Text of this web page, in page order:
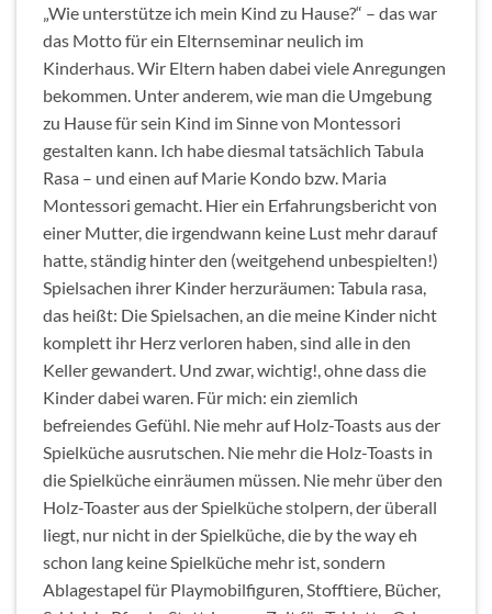
„Wie unterstütze ich mein Kind zu Hause?“ – das war
das Motto für ein Elternseminar neulich im
Kinderhaus. Wir Eltern haben dabei viele Anregungen
bekommen. Unter anderem, wie man die Umgebung
zu Hause für sein Kind im Sinne von Montessori
gestalten kann. Ich habe diesmal tatsächlich Tabula
Rasa – und einen auf Marie Kondo bzw. Maria
Montessori gemacht. Hier ein Erfahrungsbericht von
einer Mutter, die irgendwann keine Lust mehr darauf
hatte, ständig hinter den (weitgehend unbespielten!)
Spielsachen ihrer Kinder herzuräumen: Tabula rasa,
das heißt: Die Spielsachen, an die meine Kinder nicht
komplett ihr Herz verloren haben, sind alle in den
Keller gewandert. Und zwar, wichtig!, ohne dass die
Kinder dabei waren. Für mich: ein ziemlich
befreiendes Gefühl. Nie mehr auf Holz-Toasts aus der
Spielküche ausrutschen. Nie mehr die Holz-Toasts in
die Spielküche einräumen müssen. Nie mehr über den
Holz-Toaster aus der Spielküche stolpern, der überall
liegt, nur nicht in der Spielküche, die by the way eh
schon lang keine Spielküche mehr ist, sondern
Ablagestapel für Playmobilfiguren, Stofftiere, Bücher,